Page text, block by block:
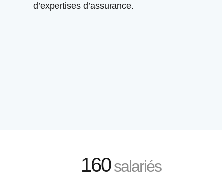
d’expertises d’assurance.
160salariés